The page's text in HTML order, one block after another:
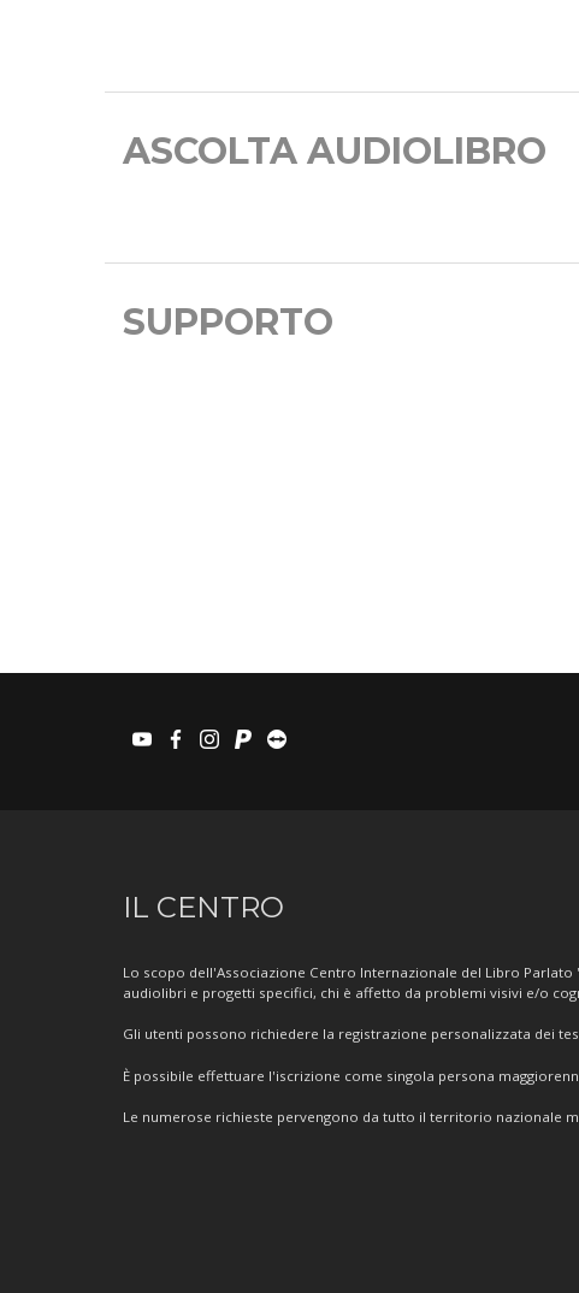
ASCOLTA AUDIOLIBRO
SUPPORTO
youtubefacebook
instagram
paypalteamviewer
Informazioni
IL CENTRO
Lo scopo dell'Associazione Centro Internazionale del Libro
audiolibri e progetti specifici, chi è affetto da problemi visivi e/o
Gli utenti possono richiedere la registrazione personalizzata dei
È possibile effettuare l'iscrizione come singola persona
Le numerose richieste pervengono da tutto il territorio nazionale